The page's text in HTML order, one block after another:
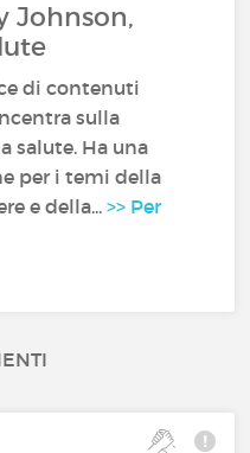
Johnson,
di contenuti
sulla
salute. Ha una
per i temi della
e della...>> Per